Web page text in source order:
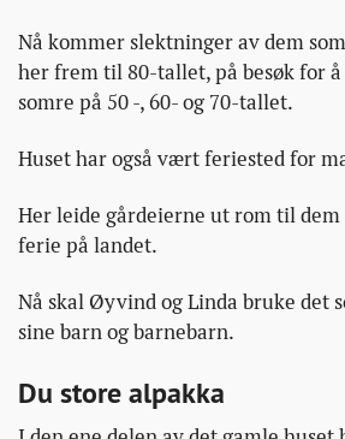
Nå kommer slektninger av dem
her frem til 80-tallet, på besøk for
somre på 50 -, 60- og 70-tallet.
Huset har også vært feriested for
Her leide gårdeierne ut rom til dem
ferie på landet.
Nå skal Øyvind og Linda bruke det
sine barn og barnebarn.
Du store alpakka